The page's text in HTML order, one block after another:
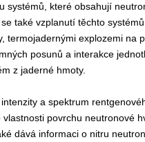
systémů, které obsahují
také vzplanutí těchto
termojadernými explozemi na
posunů a interakce
z jaderné hmoty.
a spektrum
vlastnosti povrchu neutronové
dává informaci o nitru